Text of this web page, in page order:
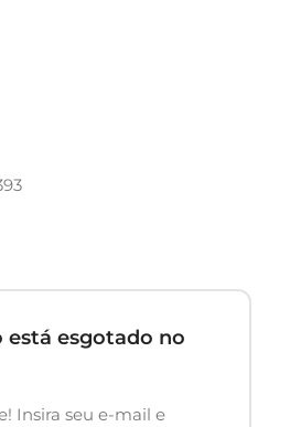
está esgotado no
Insira seu e-mail e